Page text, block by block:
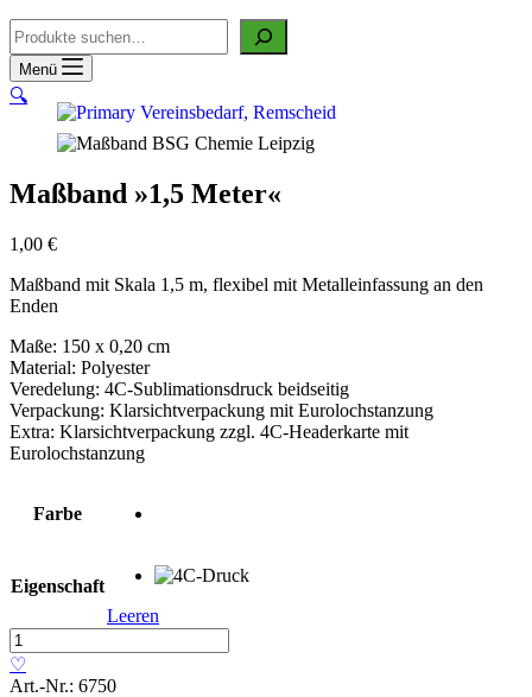
Suche
Menü
🔍
Maßband »1,5 Meter«
1,00 €
Maßband mit Skala 1,5 m, flexibel mit Metalleinfassung an den
Enden
Maße: 150 x 0,20 cm
Material: Polyester
Veredelung: 4C-Sublimationsdruck beidseitig
Verpackung: Klarsichtverpackung mit Eurolochstanzung
Extra: Klarsichtverpackung zzgl. 4C-Headerkarte mit
Eurolochstanzung
Farbe
Eigenschaft
Leeren
Maßband
»1,5
Meter«
♡
Art.-Nr.: 6750